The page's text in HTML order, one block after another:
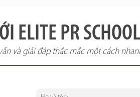
ELITE PR SCHOOL
và giải đáp thắc mắc một cách